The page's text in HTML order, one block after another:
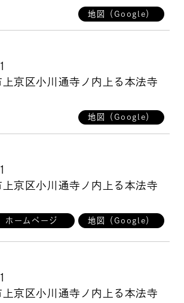
地図（Google）
京区小川通寺ノ内上る本法寺
地図（Google）
京区小川通寺ノ内上る本法寺
地図（Google）
ホームページ
京区小川通寺ノ内上る本法寺